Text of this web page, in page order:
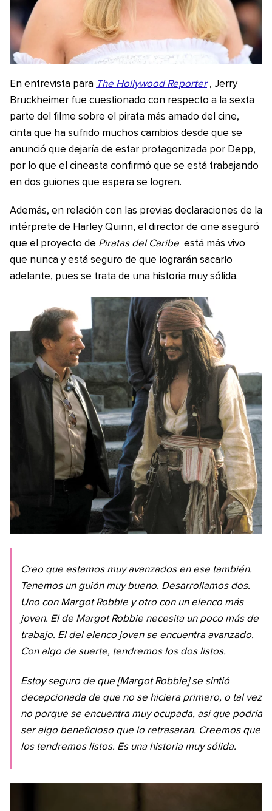
En entrevista para The Hollywood Reporter , Jerry
Bruckheimer fue cuestionado con respecto a la sexta
parte del filme sobre el pirata más amado del cine,
cinta que ha sufrido muchos cambios desde que se
anunció que dejaría de estar protagonizada por Depp,
por lo que el cineasta confirmó que se está trabajando
en dos guiones que espera se logren.
Además, en relación con las previas declaraciones de la
intérprete de Harley Quinn, el director de cine aseguró
que el proyecto de Piratas del Caribe está más vivo
que nunca y está seguro de que lograrán sacarlo
adelante, pues se trata de una historia muy sólida.
Creo que estamos muy avanzados en ese también.
Tenemos un guión muy bueno. Desarrollamos dos.
Uno con Margot Robbie y otro con un elenco más
joven. El de Margot Robbie necesita un poco más de
trabajo. El del elenco joven se encuentra avanzado.
Con algo de suerte, tendremos los dos listos.
Estoy seguro de que [Margot Robbie] se sintió
decepcionada de que no se hiciera primero, o tal vez
no porque se encuentra muy ocupada, así que podría
ser algo beneficioso que lo retrasaran. Creemos que
los tendremos listos. Es una historia muy sólida.